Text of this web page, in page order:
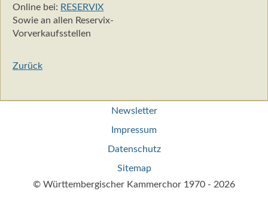
Online bei: RESERVIX
Sowie an allen Reservix-
Vorverkaufsstellen
Zurück
Newsletter
Impressum
Datenschutz
Sitemap
© Württembergischer Kammerchor 1970 - 2026